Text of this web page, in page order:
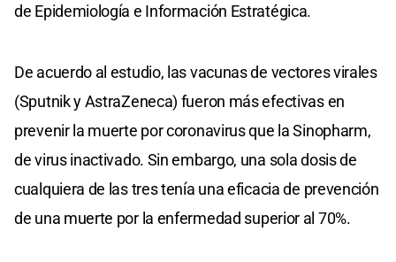
de Epidemiología e Información Estratégica.
De acuerdo al estudio, las vacunas de vectores virales
(Sputnik y AstraZeneca) fueron más efectivas en
prevenir la muerte por coronavirus que la Sinopharm,
de virus inactivado. Sin embargo, una sola dosis de
cualquiera de las tres tenía una eficacia de prevención
de una muerte por la enfermedad superior al 70%.